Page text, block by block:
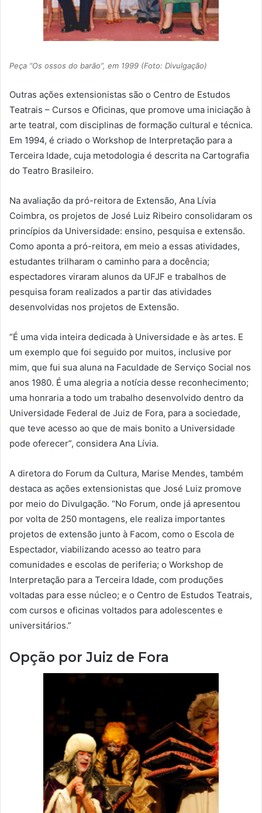
Peça “Os ossos do barão”, em 1999 (Foto: Divulgação)
Outras ações extensionistas são o Centro de Estudos
Teatrais – Cursos e Oficinas, que promove uma iniciação à
arte teatral, com disciplinas de formação cultural e técnica.
Em 1994, é criado o Workshop de Interpretação para a
Terceira Idade, cuja metodologia é descrita na Cartografia
do Teatro Brasileiro.
Na avaliação da pró-reitora de Extensão, Ana Lívia
Coimbra, os projetos de José Luiz Ribeiro consolidaram os
princípios da Universidade: ensino, pesquisa e extensão.
Como aponta a pró-reitora, em meio a essas atividades,
estudantes trilharam o caminho para a docência;
espectadores viraram alunos da UFJF e trabalhos de
pesquisa foram realizados a partir das atividades
desenvolvidas nos projetos de Extensão.
“É uma vida inteira dedicada à Universidade e às artes. E
um exemplo que foi seguido por muitos, inclusive por
mim, que fui sua aluna na Faculdade de Serviço Social nos
anos 1980. É uma alegria a notícia desse reconhecimento;
uma honraria a todo um trabalho desenvolvido dentro da
Universidade Federal de Juiz de Fora, para a sociedade,
que teve acesso ao que de mais bonito a Universidade
pode oferecer”, considera Ana Lívia.
A diretora do Forum da Cultura, Marise Mendes, também
destaca as ações extensionistas que José Luiz promove
por meio do Divulgação. “No Forum, onde já apresentou
por volta de 250 montagens, ele realiza importantes
projetos de extensão junto à Facom, como o Escola de
Espectador, viabilizando acesso ao teatro para
comunidades e escolas de periferia; o Workshop de
Interpretação para a Terceira Idade, com produções
voltadas para esse núcleo; e o Centro de Estudos Teatrais,
com cursos e oficinas voltados para adolescentes e
universitários.”
Opção por Juiz de Fora